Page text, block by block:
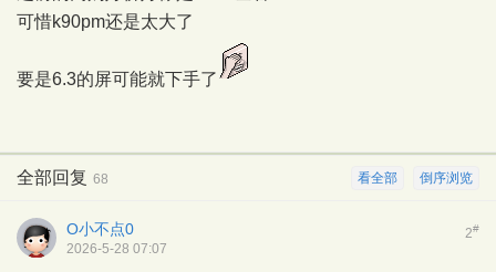
可惜k90pm还是太大了
要是6.3的屏可能就下手了
倒序浏览
看全部
全部回复 68
2#
O小不点0
2026-5-28 07:07